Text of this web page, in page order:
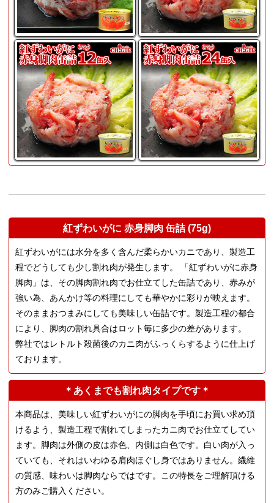
紅ずわいがに 赤身脚肉 缶詰 (75g)
紅ずわいがには水分を多く含んだ柔らかいカニであり、製造工
程でどうしても少し割れ肉が発生します。 「紅ずわいがに赤身
脚肉」は、その脚肉割れ肉でお仕立てした缶詰であり、赤みが
強い為、あんかけ等の料理にしても華やかに彩りが映えます。
そのままおつまみにしても美味しい缶詰です。製造工程の都合
により、脚肉の割れ具合はロット毎に多少の差があります。
弊社ではレトルト殺菌後のカニ肉がふっくらするように仕上げ
ております。
＊あくまでも割れ肉タイプです＊
本商品は、美味しい紅ずわいがにの脚肉を手頃にお買い求め頂
けるよう、製造工程で割れてしまったカニ肉でお仕立てしてい
ます。脚肉は外側の皮は赤色、内側は白色です。白い肉が入っ
ていても、それはいわゆる肩肉ほぐし身ではありません。繊維
の質感、味わいは脚肉ならではです。この特長をご理解頂ける
方のみご購入ください。